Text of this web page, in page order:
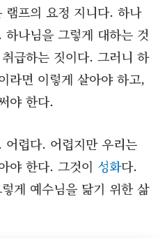
프의 요정 지니다. 하나
나님을 그렇게 대하는 것
급하는 짓이다. 그러니 하
라면 이렇게 살아야 하고,
야 한다.
렵다. 어렵지만 우리는
야 한다. 그것이 성화다.
게 예수님을 닮기 위한 삶